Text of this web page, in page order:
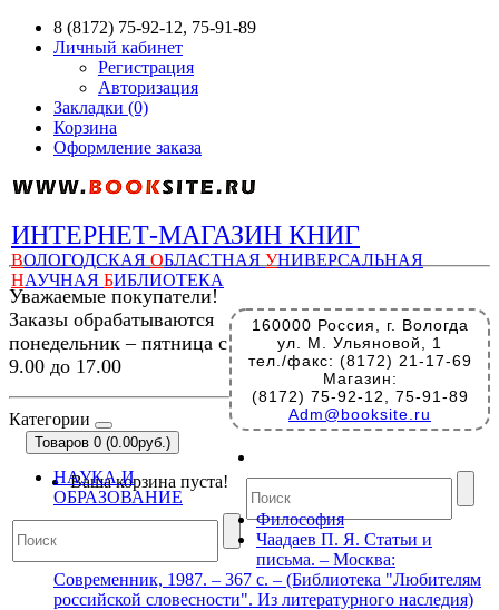
8 (8172) 75-92-12, 75-91-89
Личный кабинет
Регистрация
Авторизация
Закладки (0)
Корзина
Оформление заказа
ИНТЕРНЕТ-МАГАЗИН КНИГ
ВОЛОГОДСКАЯ ОБЛАСТНАЯ УНИВЕРСАЛЬНАЯ
НАУЧНАЯ БИБЛИОТЕКА
160000 Россия, г. Вологда
ул. М. Ульяновой, 1
тел./факс: (8172) 21-17-69
Магазин:
(8172) 75-92-12, 75-91-89
Adm@booksite.ru
Уважаемые покупатели!
Заказы обрабатываются
понедельник – пятница с
9.00 до 17.00
Категории
Товаров 0 (0.00руб.)
Ваша корзина пуста!
НАУКА И
ОБРАЗОВАНИЕ
Философия
Чаадаев П. Я. Статьи и
письма. – Москва:
Современник, 1987. – 367 с. – (Библиотека "Любителям
российской словесности". Из литературного наследия)